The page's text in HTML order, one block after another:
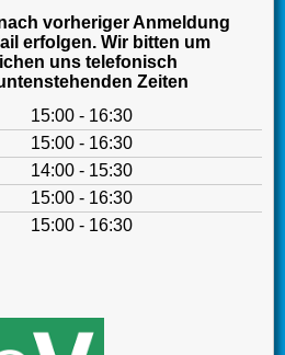
vorheriger Anmeldung
erfolgen. Wir bitten um
uns telefonisch
Zeiten
15:00 - 16:30
15:00 - 16:30
14:00 - 15:30
15:00 - 16:30
15:00 - 16:30